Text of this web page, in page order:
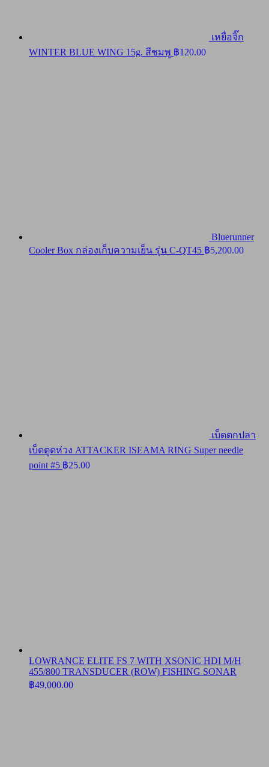
เหยื่อจิ๊ก
WINTER BLUE WING 15g. สีชมพู ฿120.00
Bluerunner
Cooler Box กล่องเก็บความเย็น รุ่น C-QT45 ฿5,200.00
เบ็ดตกปลา
เบ็ดตูดห่วง ATTACKER ISEAMA RING Super needle
point #5 ฿25.00
LOWRANCE ELITE FS 7 WITH XSONIC HDI M/H
455/800 TRANSDUCER (ROW) FISHING SONAR
฿49,000.00